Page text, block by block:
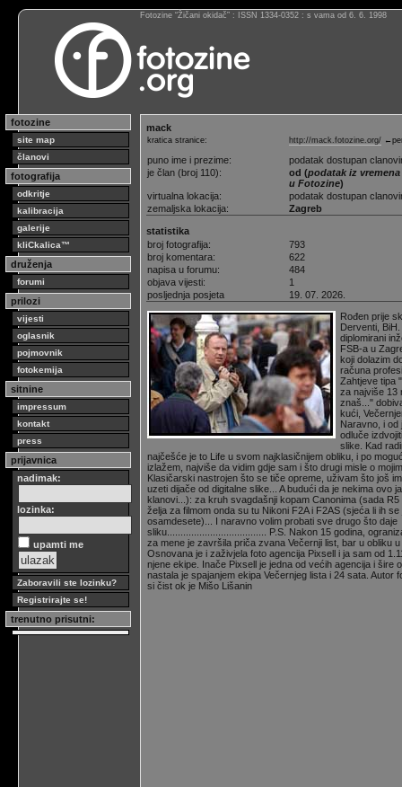
Fotozine “Žičani okidač” : ISSN 1334-0352 : s vama od 6. 6. 1998
fotozine
site map
članovi
fotografija
odkritje
kalibracija
galerije
kliCkalica™
druženja
forumi
prilozi
vijesti
oglasnik
pojmovnik
fotokemija
sitnine
impressum
kontakt
press
prijavnica
nadimak:
lozinka:
upamti me
Zaboravili ste lozinku?
Registrirajte se!
trenutno prisutni:
mack
kratica stranice: http://mack.fotozine.org/
puno ime i prezime:
podatak dostupan
je član (broj 110):
od (podatak iz
u Fotozine)
virtualna lokacija:
podatak dostupan
zemaljska lokacija:
Zagreb
statistika
broj fotografija:
793
broj komentara:
622
napisa u forumu:
484
objava vijesti:
1
posljednja posjeta
19. 07. 2026.
Rođen prije
Derventi,
diplomirani
FSB-a u
koji dolazim
računa
Zahtjeve tipa
za najviše 13
znaš..."
kući,
Naravno, i od
odluče
slike. Kad
najčešće je to Life u svom najklasičnijem obliku, i po
izlažem, najviše da vidim gdje sam i što drugi misle o
Klasičarski nastrojen što se tiče opreme, uživam što još
uzeti dijače od digitalne slike... A budući da je nekima ovo
klanovi...): za kruh svagdašnji kopam Canonima (sada
želja za filmom onda su tu Nikoni F2A i F2AS (sjeća li ih
osamdesete)... I naravno volim probati sve drugo što daje
sliku..................................... P.S. Nakon 15 godina,
za mene je završila priča zvana Večernji list, bar u obliku u
Osnovana je i zaživjela foto agencija Pixsell i ja sam od
njene ekipe. Inače Pixsell je jedna od većih agencija i šire
nastala je spajanjem ekipa Večernjeg lista i 24 sata. Autor
si čist ok je Mišo Lišanin